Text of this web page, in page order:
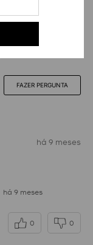
FAZER PERGUNTA
há 9 meses
há 9 meses
0 0